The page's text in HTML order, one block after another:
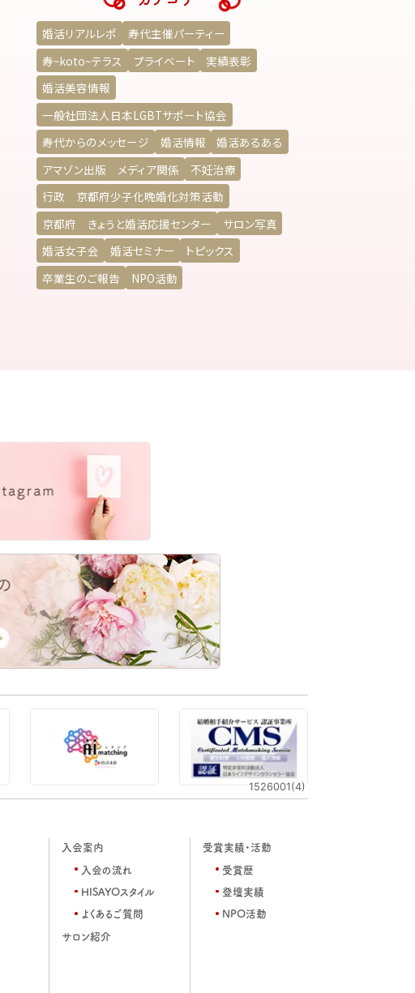
婚活リアルレポ
寿代主催パーティー
寿~koto~テラス
プライベート
実績表彰
婚活美容情報
一般社団法人日本LGBTサポート協会
寿代からのメッセージ
婚活情報
婚活あるある
アマゾン出版 メディア関係
不妊治療
行政 京都府少子化晩婚化対策活動
京都府 きょうと婚活応援センター
サロン写真
婚活女子会
婚活セミナー
トピックス
卒業生のご報告
NPO活動
1526001(4)
入会案内
入会の流れ
HISAYOスタイル
よくあるご質問
サロン紹介
受賞実績・活動
受賞歴
登壇実績
NPO活動